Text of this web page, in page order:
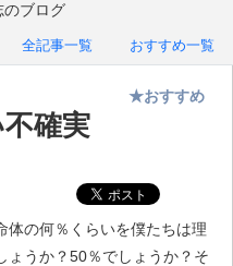
のブログ
全記事一覧 おすすめ一覧
確実
★おすすめ
体の何％くらいを僕たちは理
ょうか？50％でしょうか？そ